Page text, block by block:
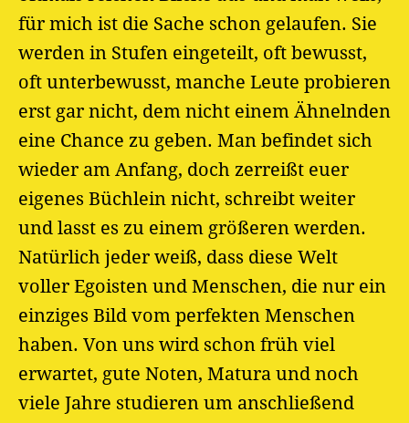
für mich ist die Sache schon gelaufen. Sie
werden in Stufen eingeteilt, oft bewusst,
oft unterbewusst, manche Leute probieren
erst gar nicht, dem nicht einem Ähnelnden
eine Chance zu geben. Man befindet sich
wieder am Anfang, doch zerreißt euer
eigenes Büchlein nicht, schreibt weiter
und lasst es zu einem größeren werden.
Natürlich jeder weiß, dass diese Welt
voller Egoisten und Menschen, die nur ein
einziges Bild vom perfekten Menschen
haben. Von uns wird schon früh viel
erwartet, gute Noten, Matura und noch
viele Jahre studieren um anschließend